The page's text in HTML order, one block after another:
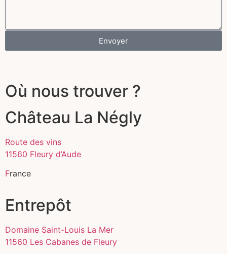
Envoyer
Où nous trouver ?
Château La Négly
Route des vins
11560 Fleury d’Aude
France
Entrepôt
Domaine Saint-Louis La Mer
11560 Les Cabanes de Fleury